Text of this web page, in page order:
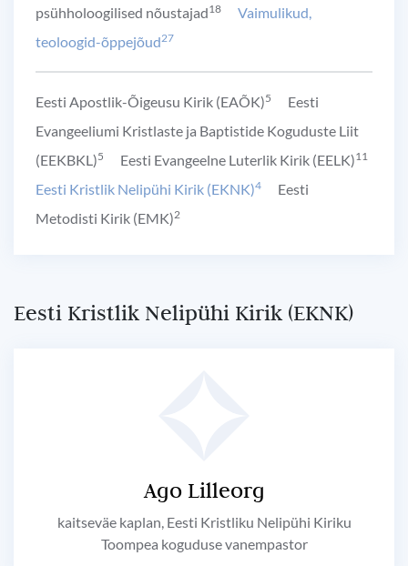
psühholoogilised nõustajad18
Vaimulikud,
teoloogid-õppejõud27
Eesti Apostlik-Õigeusu Kirik (EAÕK)5
Eesti
Evangeeliumi Kristlaste ja Baptistide Koguduste Liit
(EEKBKL)5 Eesti Evangeelne Luterlik Kirik (EELK)11
Eesti Kristlik Nelipühi Kirik (EKNK)4
Eesti
Metodisti Kirik (EMK)2
Eesti Kristlik Nelipühi Kirik (EKNK)
Ago Lilleorg
kaitseväe kaplan, Eesti Kristliku Nelipühi Kiriku
Toompea koguduse vanempastor